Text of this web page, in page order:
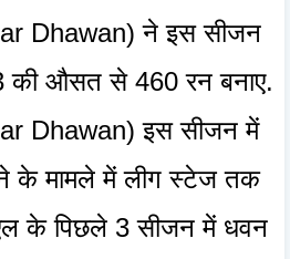
Dhawan) ने इस सीजन
की औसत से 460 रन बनाए.
Dhawan) इस सीजन में
के मामले में लीग स्टेज तक
के पिछले 3 सीजन में धवन